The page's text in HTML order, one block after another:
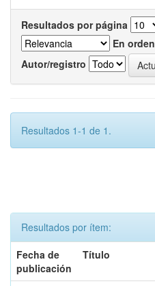
Resultados por página
En orden
Autor/registro
Resultados 1-1 de 1.
Resultados por ítem:
Fecha de
publicación
Título